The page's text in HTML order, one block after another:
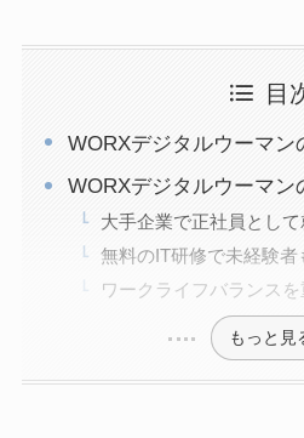
目
WORXデジタルウーマン
WORXデジタルウーマン
大手企業で正社員とし
無料のIT研修で未経験者
ワークライフバランス
もっと見